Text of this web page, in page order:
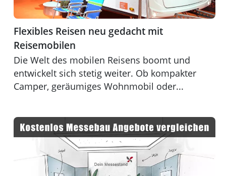
Flexibles Reisen neu gedacht mit
Reisemobilen
Die Welt des mobilen Reisens boomt und
entwickelt sich stetig weiter. Ob kompakter
Camper, geräumiges Wohnmobil oder...